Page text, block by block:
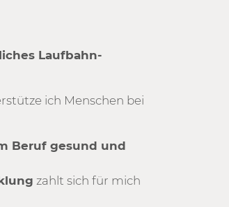
Laufbahn-
ich Menschen bei
Beruf gesund und
zahlt sich für mich